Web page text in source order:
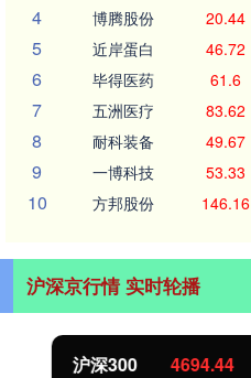
4 博腾股份 20.44
5 近岸蛋白 46.72
6 毕得医药 61.6
7 五洲医疗 83.62
8 耐科装备 49.67
9 一博科技 53.33
10 方邦股份 146.16
沪深京行情 实时轮播
北证50 1134.24